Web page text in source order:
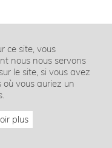
ce site, vous
nous nous servons
le site, si vous avez
vous auriez un
plus